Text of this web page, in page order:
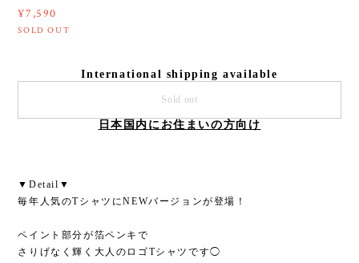
¥7,590
SOLD OUT
International shipping available
Sold out
日本国内にお住まいの方向け
▼Detail▼
毎年人気のTシャツにNEWバージョンが登場！
ペイント部分が箔ペンキで
さりげなく輝く大人のロゴTシャツです◯